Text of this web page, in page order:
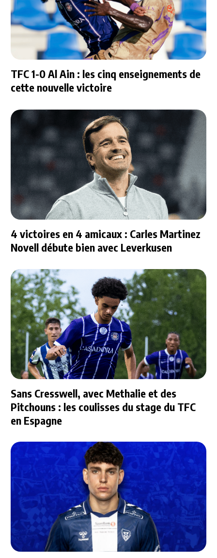
TFC 1-0 Al Ain : les cinq enseignements de
cette nouvelle victoire
4 victoires en 4 amicaux : Carles Martinez
Novell débute bien avec Leverkusen
Sans Cresswell, avec Methalie et des
Pitchouns : les coulisses du stage du TFC
en Espagne